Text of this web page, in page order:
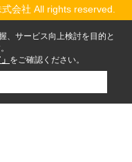
会社 All rights reserved.
、サービス向上検討を目的と
をご確認ください。